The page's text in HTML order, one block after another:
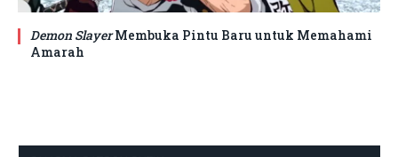
Demon SlayerMembuka Pintu Baru untuk Memahami
Amarah